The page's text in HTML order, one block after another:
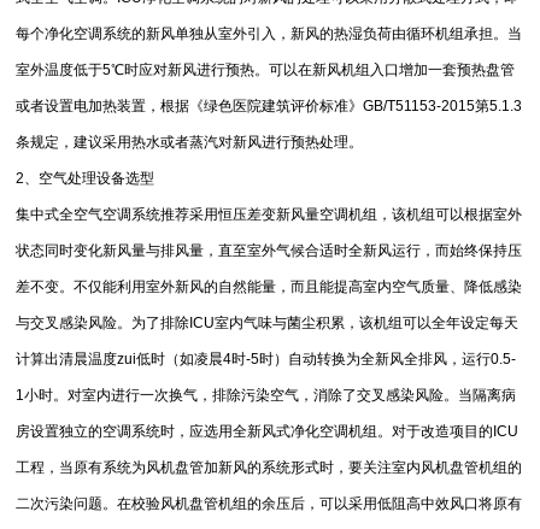
每个净化空调系统的新风单独从室外引入，新风的热湿负荷由循环机组承担。当
室外温度低于5℃时应对新风进行预热。可以在新风机组入口增加一套预热盘管
或者设置电加热装置，根据《绿色医院建筑评价标准》GB/T51153-2015第5.1.3
条规定，建议采用热水或者蒸汽对新风进行预热处理。
2、空气处理设备选型
集中式全空气空调系统推荐采用恒压差变新风量空调机组，该机组可以根据室外
状态同时变化新风量与排风量，直至室外气候合适时全新风运行，而始终保持压
差不变。不仅能利用室外新风的自然能量，而且能提高室内空气质量、降低感染
与交叉感染风险。为了排除ICU室内气味与菌尘积累，该机组可以全年设定每天
计算出清晨温度zui低时（如凌晨4时-5时）自动转换为全新风全排风，运行0.5-
1小时。对室内进行一次换气，排除污染空气，消除了交叉感染风险。当隔离病
房设置独立的空调系统时，应选用全新风式净化空调机组。对于改造项目的ICU
工程，当原有系统为风机盘管加新风的系统形式时，要关注室内风机盘管机组的
二次污染问题。在校验风机盘管机组的余压后，可以采用低阻高中效风口将原有